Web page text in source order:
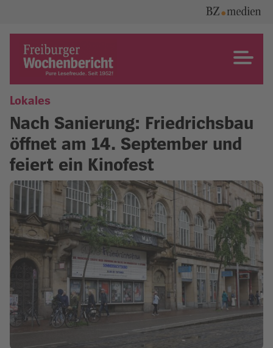
content
Freiburger Wochenbericht
Lokales
Nach Sanierung: Friedrichsbau
öffnet am 14. September und
feiert ein Kinofest